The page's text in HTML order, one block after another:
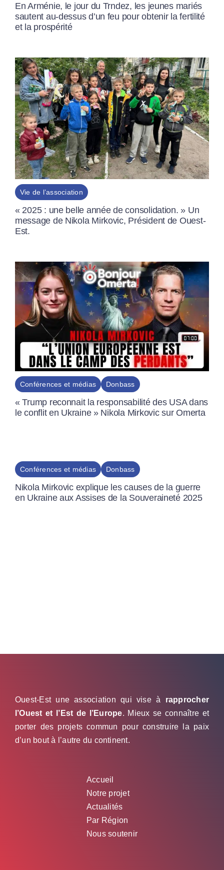
En Arménie, le jour du Trndez, les jeunes mariés
sautent au-dessus d’un feu pour obtenir la fertilité
et la prospérité
Vie de l’association
« 2025 : une belle année de consolidation. » Un
message de Nikola Mirkovic, Président de Ouest-
Est.
Conférences et médias Donbass
« Trump reconnait la responsabilité des USA dans
le conflit en Ukraine » Nikola Mirkovic sur Omerta
Conférences et médias Donbass
Nikola Mirkovic explique les causes de la guerre
en Ukraine aux Assises de la Souveraineté 2025
Ouest-Est une association qui vise à rapprocher
l’Ouest et l’Est de l’Europe. Mieux se connaître et
porter des projets commun pour construire la paix
d’un bout à l’autre du continent.
Accueil
Notre projet
Actualités
Par Région
Nous soutenir